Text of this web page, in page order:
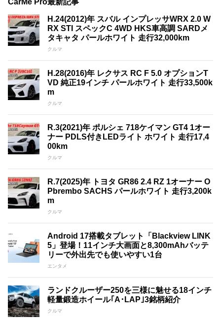
H.24(2012)年 スバル インプレッサWRX 2.0 W
RX STI スペックC 4WD HKS車高調 SARDメ
タキャタ パールホワイト 走行32,000km
クルマ
H.28(2016)年 レクサス RC F 5.0 オプションT
VD 純正19インチ パールホワイト 走行33,500k
m
クルマ
R.3(2021)年 ポルシェ 718ケイマン GT4 1オー
ナー PDLS付きLEDライト ホワイト 走行17,4
00km
クルマ
R.7(2025)年 トヨタ GR86 2.4 RZ 1オーナー O
Pbrembo SACHS パールホワイト 走行3,200k
m
クルマ
Android 17搭載タブレット「Blackview LINK
5」登場！11インチ大画面と8,300mAhバッテ
リーで外出先でも使いやすい1台
エンタメ
ランドクルーザー250を三様に魅せる18インチ
軽量鍛造ホイール｢A･LAP｣3銘柄紹介
クルマ